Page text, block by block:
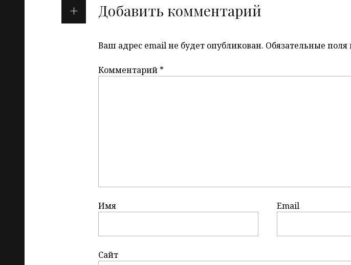
Добавить комментарий
Ваш адрес email не будет опубликован. Обязательные
Комментарий *
Имя Email
Сайт